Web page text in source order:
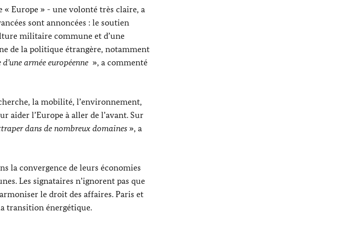
Europe » - une volonté très claire, a
sont annoncées : le soutien
militaire commune et d’une
de la politique étrangère, notamment
armée européenne », a commenté
la mobilité, l’environnement,
aider l’Europe à aller de l’avant. Sur
dans de nombreux domaines », a
la convergence de leurs économies
Les signataires n’ignorent pas que
le droit des affaires. Paris et
transition énergétique.